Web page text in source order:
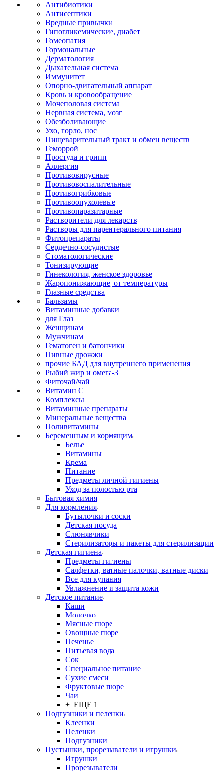
Антибиотики
Антисептики
Вредные привычки
Гипогликемические, диабет
Гомеопатия
Гормональные
Дерматология
Дыхательная система
Иммунитет
Опорно-двигательный аппарат
Кровь и кровообращение
Мочеполовая система
Нервная система, мозг
Обезболивающие
Ухо, горло, нос
Пищеварительный тракт и обмен веществ
Геморрой
Простуда и грипп
Аллергия
Противовирусные
Противовоспалительные
Противогрибковые
Противоопухолевые
Противопаразитарные
Растворители для лекарств
Растворы для парентерального питания
Фитопрепараты
Сердечно-сосудистые
Стоматологические
Тонизирующие
Гинекология, женское здоровье
Жаропонижающие, от температуры
Глазные средства
Бальзамы
Витаминные добавки
для Глаз
Женщинам
Мужчинам
Гематоген и батончики
Пивные дрожжи
прочие БАД для внутреннего применения
Рыбий жир и омега-3
Фиточай/чай
Витамин С
Комплексы
Витаминные препараты
Минеральные вещества
Поливитамины
Беременным и кормящим
Белье
Витамины
Крема
Питание
Предметы личной гигиены
Уход за полостью рта
Бытовая химия
Для кормления
Бутылочки и соски
Детская посуда
Слюнявчики
Стерилизаторы и пакеты для стерилизации
Детская гигиена
Предметы гигиены
Салфетки, ватные палочки, ватные диски
Все для купания
Увлажнение и защита кожи
Детское питание
Каши
Молочко
Мясные пюре
Овощные пюре
Печенье
Питьевая вода
Сок
Специальное питание
Сухие смеси
Фруктовые пюре
Чаи
+ ЕЩЕ 1
Подгузники и пеленки
Клеенки
Пеленки
Подгузники
Пустышки, прорезыватели и игрушки
Игрушки
Прорезыватели